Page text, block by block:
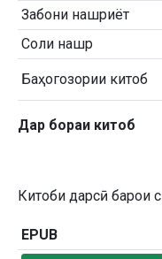
Забони нашриёт
Соли нашр
Баҳогозории китоб
Дар бораи китоб
Китоби дарсӣ барои
EPUB